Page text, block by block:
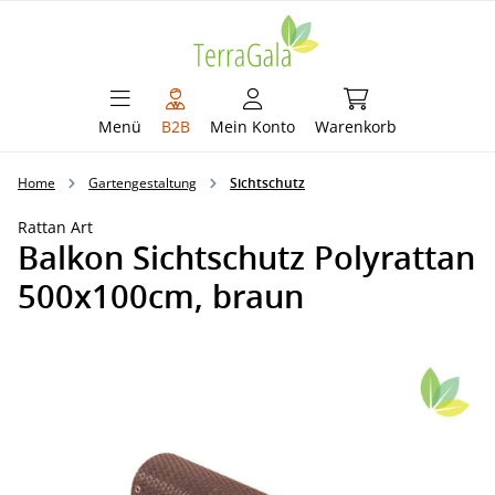
Menü B2B Mein Konto Warenkorb
Warenkorb
Home Gartengestaltung Sichtschutz
Rattan Art
Balkon Sichtschutz Polyrattan
500x100cm, braun